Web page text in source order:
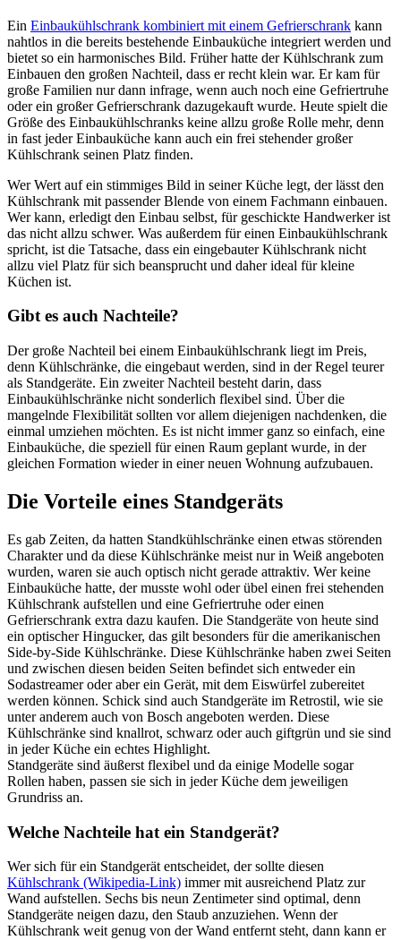
Ein Einbaukühlschrank kombiniert mit einem Gefrierschrank kann
nahtlos in die bereits bestehende Einbauküche integriert werden und
bietet so ein harmonisches Bild. Früher hatte der Kühlschrank zum
Einbauen den großen Nachteil, dass er recht klein war. Er kam für
große Familien nur dann infrage, wenn auch noch eine Gefriertruhe
oder ein großer Gefrierschrank dazugekauft wurde. Heute spielt die
Größe des Einbaukühlschranks keine allzu große Rolle mehr, denn
in fast jeder Einbauküche kann auch ein frei stehender großer
Kühlschrank seinen Platz finden.
Wer Wert auf ein stimmiges Bild in seiner Küche legt, der lässt den
Kühlschrank mit passender Blende von einem Fachmann einbauen.
Wer kann, erledigt den Einbau selbst, für geschickte Handwerker ist
das nicht allzu schwer. Was außerdem für einen Einbaukühlschrank
spricht, ist die Tatsache, dass ein eingebauter Kühlschrank nicht
allzu viel Platz für sich beansprucht und daher ideal für kleine
Küchen ist.
Gibt es auch Nachteile?
Der große Nachteil bei einem Einbaukühlschrank liegt im Preis,
denn Kühlschränke, die eingebaut werden, sind in der Regel teurer
als Standgeräte. Ein zweiter Nachteil besteht darin, dass
Einbaukühlschränke nicht sonderlich flexibel sind. Über die
mangelnde Flexibilität sollten vor allem diejenigen nachdenken, die
einmal umziehen möchten. Es ist nicht immer ganz so einfach, eine
Einbauküche, die speziell für einen Raum geplant wurde, in der
gleichen Formation wieder in einer neuen Wohnung aufzubauen.
Die Vorteile eines Standgeräts
Es gab Zeiten, da hatten Standkühlschränke einen etwas störenden
Charakter und da diese Kühlschränke meist nur in Weiß angeboten
wurden, waren sie auch optisch nicht gerade attraktiv. Wer keine
Einbauküche hatte, der musste wohl oder übel einen frei stehenden
Kühlschrank aufstellen und eine Gefriertruhe oder einen
Gefrierschrank extra dazu kaufen. Die Standgeräte von heute sind
ein optischer Hingucker, das gilt besonders für die amerikanischen
Side-by-Side Kühlschränke. Diese Kühlschränke haben zwei Seiten
und zwischen diesen beiden Seiten befindet sich entweder ein
Sodastreamer oder aber ein Gerät, mit dem Eiswürfel zubereitet
werden können. Schick sind auch Standgeräte im Retrostil, wie sie
unter anderem auch von Bosch angeboten werden. Diese
Kühlschränke sind knallrot, schwarz oder auch giftgrün und sie sind
in jeder Küche ein echtes Highlight.
Standgeräte sind äußerst flexibel und da einige Modelle sogar
Rollen haben, passen sie sich in jeder Küche dem jeweiligen
Grundriss an.
Welche Nachteile hat ein Standgerät?
Wer sich für ein Standgerät entscheidet, der sollte diesen
Kühlschrank (Wikipedia-Link) immer mit ausreichend Platz zur
Wand aufstellen. Sechs bis neun Zentimeter sind optimal, denn
Standgeräte neigen dazu, den Staub anzuziehen. Wenn der
Kühlschrank weit genug von der Wand entfernt steht, dann kann er